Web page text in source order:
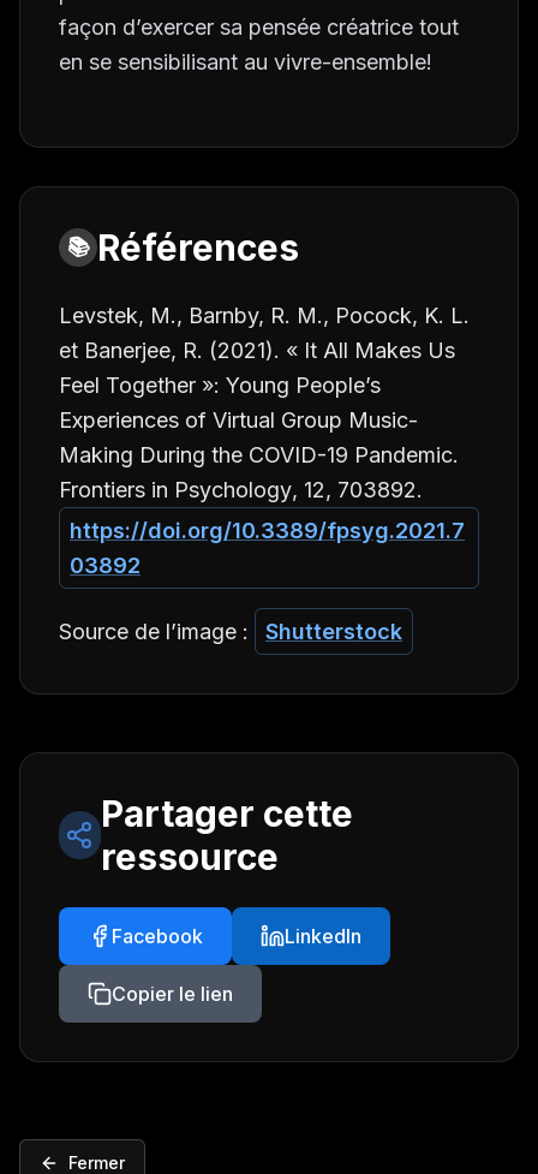
façon d’exercer sa pensée créatrice tout
en se sensibilisant au vivre-ensemble!
📚 Références
Levstek, M., Barnby, R. M., Pocock, K. L.
et Banerjee, R. (2021). « It All Makes Us
Feel Together »: Young People’s
Experiences of Virtual Group Music-
Making During the COVID-19 Pandemic.
Frontiers in Psychology, 12, 703892.
https://doi.org/10.3389/fpsyg.2021.7
03892
Source de l’image : Shutterstock
Partager cette
ressource
Facebook LinkedIn
Copier le lien
Fermer